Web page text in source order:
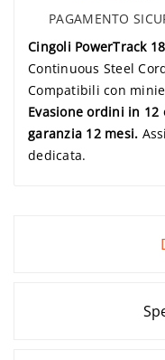
PAGAMENTO
Cingoli PowerTrack
Continuous Steel
Compatibili con
Evasione ordini in
garanzia 12 mesi.
dedicata.